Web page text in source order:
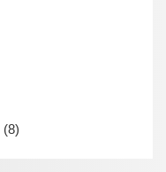
(8)